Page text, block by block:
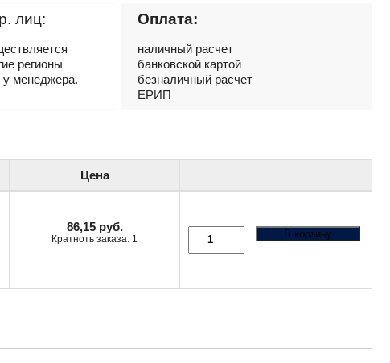
лиц:
регионы
у менеджера.
Оплата:
наличный расчет
банковской картой
безналичный расчет
ЕРИП
Цена
86,15 руб.
Кратноть заказа: 1 В корзину